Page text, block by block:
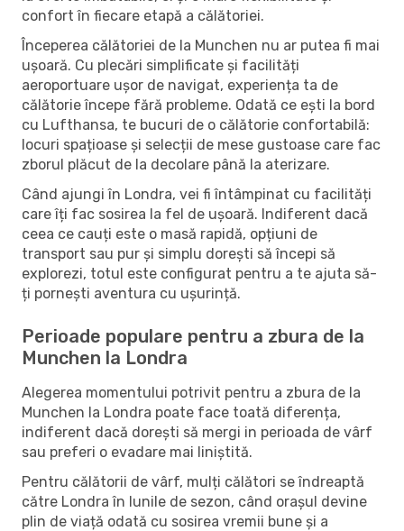
confort în fiecare etapă a călătoriei.
Începerea călătoriei de la Munchen nu ar putea fi mai
ușoară. Cu plecări simplificate și facilități
aeroportuare ușor de navigat, experiența ta de
călătorie începe fără probleme. Odată ce ești la bord
cu Lufthansa, te bucuri de o călătorie confortabilă:
locuri spațioase și selecții de mese gustoase care fac
zborul plăcut de la decolare până la aterizare.
Când ajungi în Londra, vei fi întâmpinat cu facilități
care îți fac sosirea la fel de ușoară. Indiferent dacă
ceea ce cauți este o masă rapidă, opțiuni de
transport sau pur și simplu dorești să începi să
explorezi, totul este configurat pentru a te ajuta să-
ți pornești aventura cu ușurință.
Perioade populare pentru a zbura de la
Munchen la Londra
Alegerea momentului potrivit pentru a zbura de la
Munchen la Londra poate face toată diferența,
indiferent dacă dorești să mergi in perioada de vârf
sau preferi o evadare mai liniștită.
Pentru călătorii de vârf, mulți călători se îndreaptă
către Londra în lunile de sezon, când orașul devine
plin de viață odată cu sosirea vremii bune și a